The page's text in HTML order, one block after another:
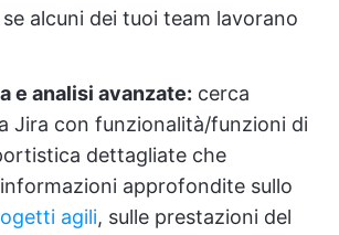
alcuni dei tuoi team lavorano
e analisi avanzate: cerca
Jira con funzionalità/funzioni di
dettagliate che
approfondite sullo
agili, sulle prestazioni del